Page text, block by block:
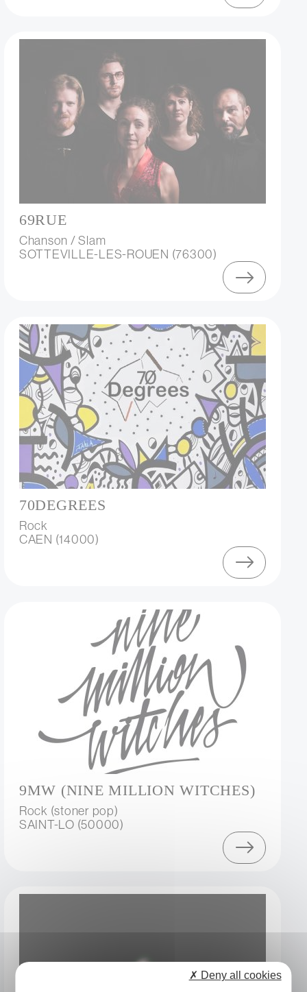
69RUE
Chanson / Slam
SOTTEVILLE-LES-ROUEN (76300)
70DEGREES
Rock
CAEN (14000)
9MW (NINE MILLION WITCHES)
Rock (stoner pop)
SAINT-LO (50000)
✗ Deny all cookies